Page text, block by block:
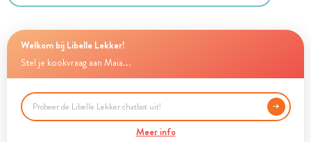
Welkom bij Libelle Lekker!
Stel je kookvraag aan Maia...
Meer info